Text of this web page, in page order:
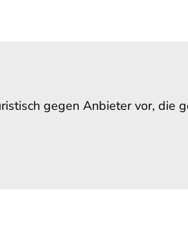
gegen Anbieter vor, die